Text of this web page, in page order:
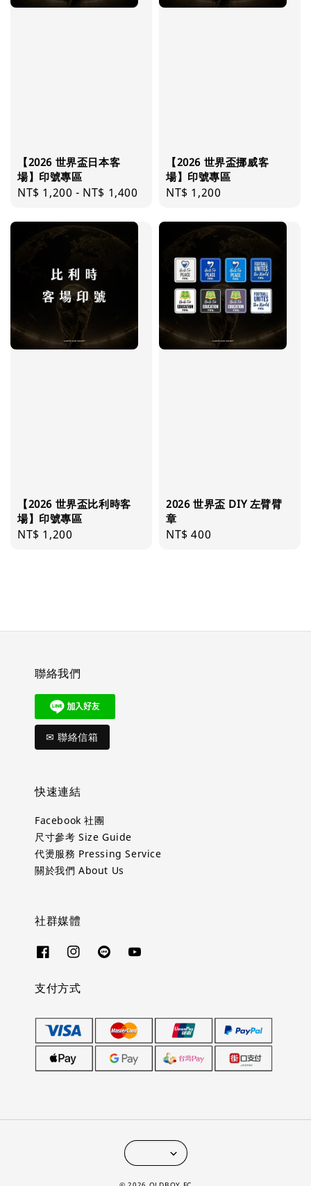
【2026 世界盃日本客
場】印號專區
Regular
NT$ 1,200 - NT$ 1,400
【2026 世界盃挪威客
場】印號專區
Regular
NT$ 1,200
【2026 世界盃比利時客
場】印號專區
Regular
NT$ 1,200
2026 世界盃 DIY 左臂臂
章
Regular
NT$ 400
聯絡我們
✉ 聯絡信箱
快速連結
Facebook 社團
尺寸參考 Size Guide
代燙服務 Pressing Service
關於我們 About Us
社群媒體
支付方式